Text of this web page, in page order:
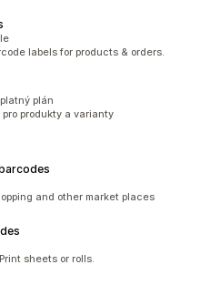
labels for products & orders.
plán
produkty a varianty
and other market places
sheets or rolls.